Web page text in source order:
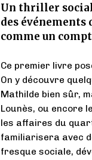
Un thriller
des événements
comme un
Ce premier livre
On y découvre
Mathilde bien sûr,
Lounès, ou encore
les affaires du
familiarisera avec
fresque sociale,